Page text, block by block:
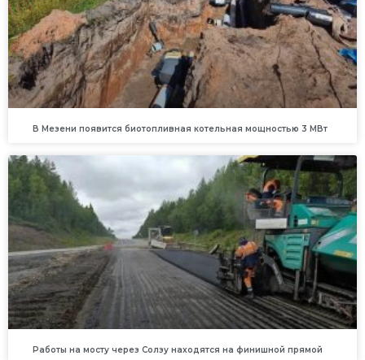
В Мезени появится биотопливная котельная мощностью 3 МВт
Работы на мосту через Солзу находятся на финишной прямой